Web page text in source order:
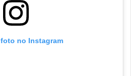
foto no Instagram